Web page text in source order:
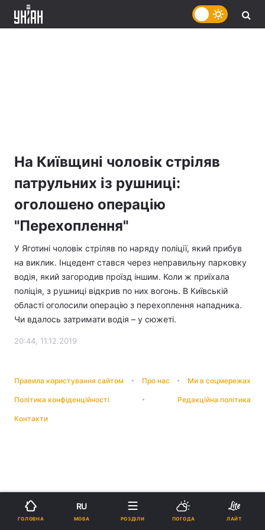
На Київщині чоловік стріляв
патрульних із рушниці:
оголошено операцію
"Перехоплення"
У Яготині чоловік стріляв по наряду поліції, який прибув
на виклик. Інцедент стався через неправильну парковку
водія, який загородив проїзд іншим. Коли ж приїхала
поліція, з рушниці відкрив по них вогонь. В Київській
області оголосили операцію з перехоплення нападника.
Чи вдалось затримати водія – у сюжеті.
20:44, 11.12.2019
Правила користування сайтом Про нас Ми в соцмережах
Політика конфіденційності Редакційна політика
Контакти
ГОЛОВНА
RU
МОВА РОЗДІЛИ ПОГОДА ЛАЙТ